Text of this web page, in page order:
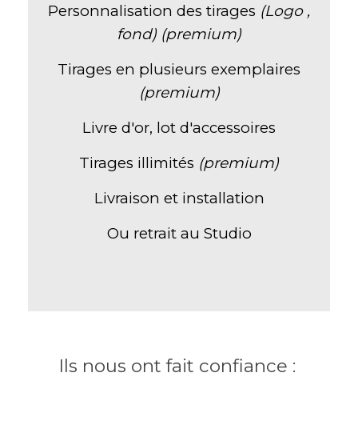
Personnalisation des tirages (Logo ,
fond) (premium)
Tirages en plusieurs exemplaires
(premium)
Livre d'or, lot d'accessoires
Tirages illimités (premium)
Livraison et installation
Ou retrait au Studio
Ils nous ont fait confiance :